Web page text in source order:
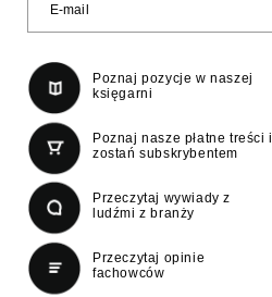
Poznaj pozycje w naszej
księgarni
Poznaj nasze płatne treści i
zostań subskrybentem
Przeczytaj wywiady z
ludźmi z branży
Przeczytaj opinie
fachowców